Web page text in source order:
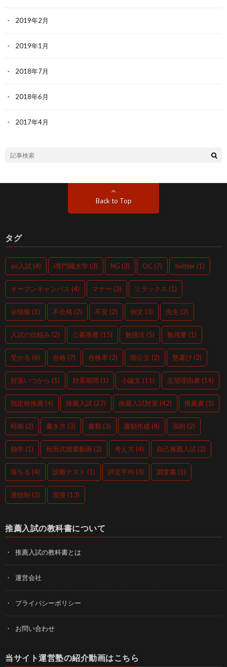
2019年2月
2019年1月
2018年7月
2018年6月
2017年4月
Back to Top
タグ
ao入試 (4) i専門職大学 (3) NG (3) OC (7) twitter (1)
オープンキャンパス (4) マナー (3) リラックス (1)
㊙情報 (1) 不合格 (2) 不安 (2) 例文 (3) 先生 (2)
入試の仕組み (2) 公募推薦 (15) 勉強法 (5) 勉強量 (1)
受かる (6) 合格 (7) 合格率 (2) 国公立 (2) 塾選び (2)
対策いつから (1) 対策期間 (1) 小論文 (11) 志望理由書 (14)
指定校推薦 (4) 推薦入試 (27) 推薦入試対策 (42) 推薦書 (1)
時期 (2) 書き方 (3) 書類 (3) 書類作成 (4) 添削 (2)
独学 (1) 秋田式授業動画 (2) 考え方 (4) 自己推薦入試 (2)
落ちる (4) 診断テスト (1) 評定平均 (3) 調査書 (1)
通信制 (2) 面接 (13)
推薦入試の教科書について
推薦入試の教科書とは
運営会社
プライバシーポリシー
お問い合わせ
当サイト運営塾の紹介動画はこちら